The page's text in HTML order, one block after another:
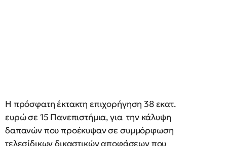
Η πρόσφατη έκτακτη επιχορήγηση 38 εκατ.
ευρώ σε 15 Πανεπιστήμια, για την κάλυψη
δαπανών που προέκυψαν σε συμμόρφωση
τελεσίδικων δικαστικών αποφάσεων που